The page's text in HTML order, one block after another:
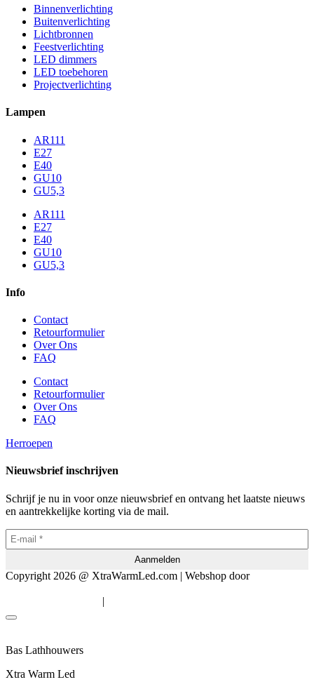
Binnenverlichting
Buitenverlichting
Lichtbronnen
Feestverlichting
LED dimmers
LED toebehoren
Projectverlichting
Lampen
AR111
E27
E40
GU10
GU5,3
AR111
E27
E40
GU10
GU5,3
Info
Contact
Retourformulier
Over Ons
FAQ
Contact
Retourformulier
Over Ons
FAQ
Herroepen
Nieuwsbrief inschrijven
Schrijf je nu in voor onze nieuwsbrief en ontvang het laatste nieuws
en aantrekkelijke korting via de mail.
Copyright 2026 @ XtraWarmLed.com | Webshop door
|
Bas Lathhouwers
Xtra Warm Led